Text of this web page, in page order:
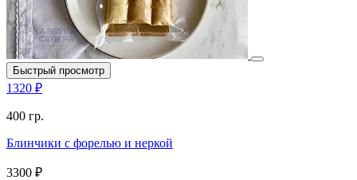
Быстрый просмотр
1320 ₽
400 гр.
Блинчики с форелью и неркой
3300 ₽